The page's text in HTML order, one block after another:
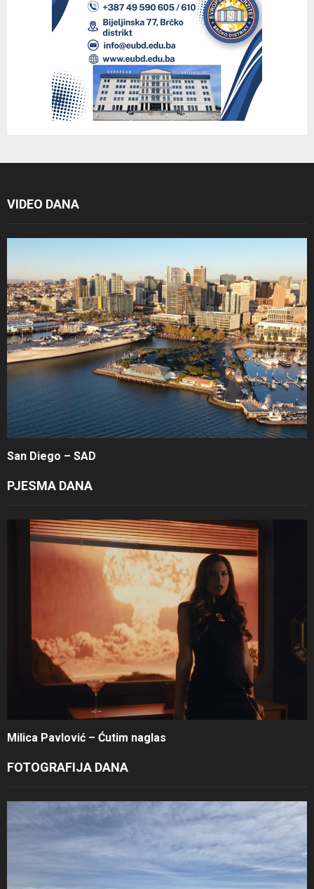
VIDEO DANA
San Diego – SAD
PJESMA DANA
Milica Pavlović – Ćutim naglas
FOTOGRAFIJA DANA